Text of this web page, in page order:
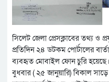
সিলেট জেলা প্রেসক্লাবের তথ্য ও
প্রতিদিন ২৪ ডটকম পোর্টালের
ব্যবহৃত মোবাইল ফোন চুরি হয়েছে।
বুধবার ( ২৫ জানুয়ারি) বিকাল